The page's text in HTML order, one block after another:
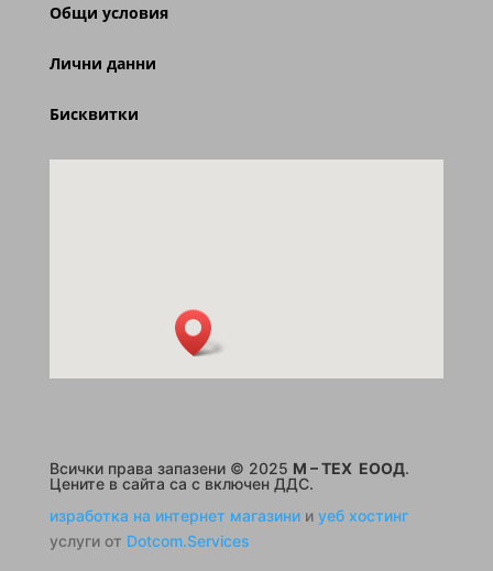
Общи условия
Лични данни
Бисквитки
Всички права запазени © 2025 M – TEX ЕООД.
Цените в сайта са с включен ДДС.
изработка на интернет магазинии уеб хостинг
услуги от Dotcom.Services